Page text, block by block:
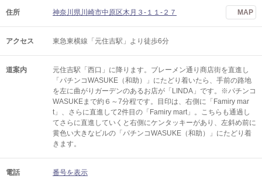
住所 神奈川県川崎市中原区木月３-１１-２７ MAP
アクセス 東急東横線「元住吉駅」より徒歩6分
道案内
元住吉駅「西口」に降ります。ブレーメン通り商店街を直進し
「パチンコWASUKE（和助）」にたどり着いたら、手前の路地
を左に曲がりガーデンのあるお店が「LINDA」です。※パチンコ
WASUKEまで約６～7分程です。目印は、右側に「Famiry mar
t」、さらに直進して2件目の「Famiry mart」。こちらも通過し
てさらに直進していくと右側にケンタッキーがあり、左斜め前に
黄色い大きなビルの「パチンコWASUKE（和助）」にたどり着
きます。
電話 番号を表示